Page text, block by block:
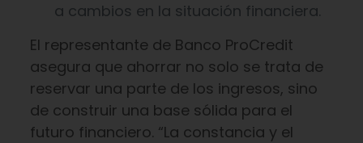
a cambios en la situación financiera.
El representante de Banco ProCredit
asegura que ahorrar no solo se trata de
reservar una parte de los ingresos, sino
de construir una base sólida para el
futuro financiero. “La constancia y el